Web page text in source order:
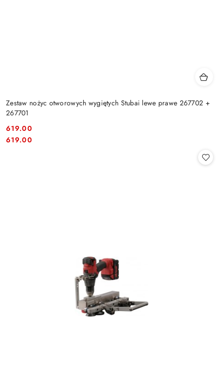
Zestaw nożyc otworowych wygiętych Stubai lewe prawe 267702 +
267701
Cena:
619.00
Cena:
619.00